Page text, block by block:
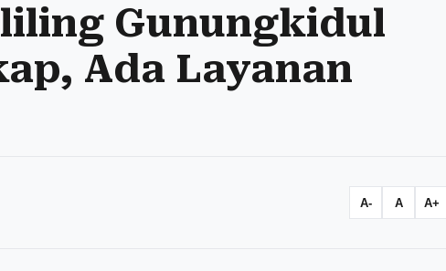
Gunungkidul
Ada Layanan
A- A A+